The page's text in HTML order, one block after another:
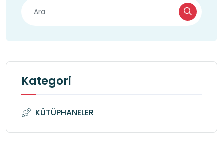
Kategori
KÜTÜPHANELER